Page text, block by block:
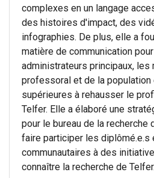
complexes en un langage
des histoires d'impact, des
infographies. De plus, elle a
matière de communication
administrateurs principaux, les
professoral et de la population
supérieures à rehausser le
Telfer. Elle a élaboré une
pour le bureau de la recherche
faire participer les diplômé.e.s
communautaires à des
connaître la recherche de Telfer.